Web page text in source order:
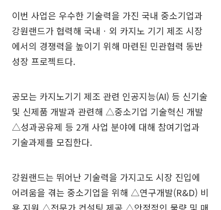
이번 사업은 우수한 기술력을 가진 국내 중소기업과
강원랜드가 협력해 국내ㆍ외 카지노 기기 제조 시장
에서의 경쟁력을 높이기 위해 마련된 민관협력 동반
성장 프로젝트다.
공모는 카지노기기 제조 관련 인공지능(AI) 등 신기술
및 신제품 개발과 관련해 △중소기업 기술혁신 개발
△성과공유제 등 2개 사업 분야에 대해 참여기업과
기술과제를 모집한다.
강원랜드는 뛰어난 기술력을 가지고도 시장 진입에
어려움을 겪는 중소기업을 위해 △연구개발(R&D) 비
용 지원 △전문가 컨설팅 제공 △안정적인 물량 및 매